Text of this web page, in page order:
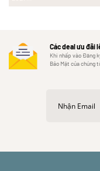
Các deal ưu đãi
Khi nhấp vào Đăng
Bảo Mật của chúng